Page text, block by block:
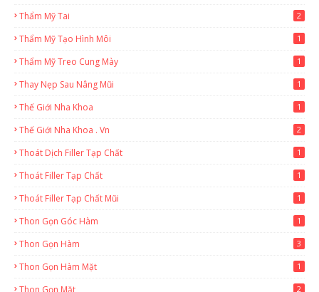
Thẩm Mỹ Tai 2
Thẩm Mỹ Tạo Hình Môi 1
Thẩm Mỹ Treo Cung Mày 1
Thay Nẹp Sau Nâng Mũi 1
Thế Giới Nha Khoa 1
Thế Giới Nha Khoa . Vn 2
Thoát Dịch Filler Tạp Chất 1
Thoát Filler Tạp Chất 1
Thoát Filler Tạp Chất Mũi 1
Thon Gọn Góc Hàm 1
Thon Gọn Hàm 3
Thon Gọn Hàm Mặt 1
Thon Gọn Mặt 2